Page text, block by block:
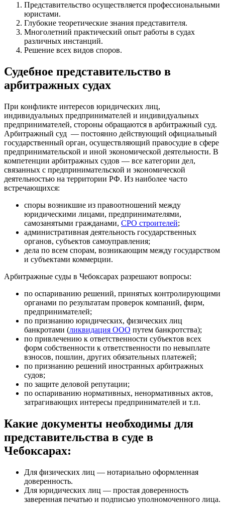
Представительство осуществляется профессиональными
юристами.
Глубокие теоретические знания представителя.
Многолетний практический опыт работы в судах
различных инстанций.
Решение всех видов споров.
Судебное представительство в
арбитражных судах
При конфликте интересов юридических лиц,
индивидуальных предпринимателей и индивидуальных
предпринимателей, стороны обращаются в арбитражный суд.
Арбитражный суд — постоянно действующий официальный
государственный орган, осуществляющий правосудие в сфере
предпринимательской и иной экономической деятельности. В
компетенции арбитражных судов — все категории дел,
связанных с предпринимательской и экономической
деятельностью на территории РФ. Из наиболее часто
встречающихся:
споры возникшие из правоотношений между
юридическими лицами, предпринимателями,
самозанятыми гражданами, СРО строителей;
административная деятельность государственных
органов, субъектов самоуправления;
дела по всем спорам, возникающим между государством
и субъектами коммерции.
Арбитражные суды в Чебоксарах разрешают вопросы:
по оспариванию решений, принятых контролирующими
органами по результатам проверок компаний, фирм,
предпринимателей;
по признанию юридических, физических лиц
банкротами (ликвидация ООО путем банкротства);
по привлечению к ответственности субъектов всех
форм собственности к ответственности по невыплате
взносов, пошлин, других обязательных платежей;
по признанию решений иностранных арбитражных
судов;
по защите деловой репутации;
по оспариванию нормативных, ненормативных актов,
затрагивающих интересы предпринимателей и т.п.
Какие документы необходимы для
представительства в суде в
Чебоксарах:
Для физических лиц — нотариально оформленная
доверенность.
Для юридических лиц — простая доверенность
заверенная печатью и подписью уполномоченного лица.